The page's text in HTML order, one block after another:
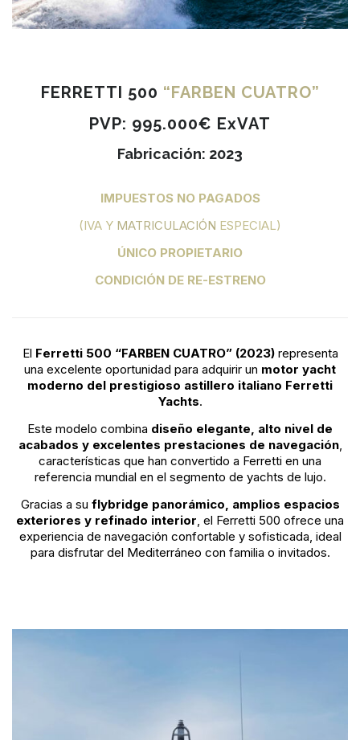
FERRETTI 500 “FARBEN CUATRO”
PVP: 995.000€ ExVAT
Fabricación: 2023
IMPUESTOS NO PAGADOS
(IVA Y MATRICULACIÓN ESPECIAL)
ÚNICO PROPIETARIO
CONDICIÓN DE RE-ESTRENO
El Ferretti 500 “FARBEN CUATRO” (2023)representa
una excelente oportunidad para adquirir un motor yacht
moderno del prestigioso astillero italiano Ferretti
Yachts.
Este modelo combina diseño elegante, alto nivel de
acabados y excelentes prestaciones de navegación,
características que han convertido a Ferretti en una
referencia mundial en el segmento de yachts de lujo.
Gracias a su flybridge panorámico, amplios espacios
exteriores y refinado interior, el Ferretti 500 ofrece una
experiencia de navegación confortable y sofisticada, ideal
para disfrutar del Mediterráneo con familia o invitados.